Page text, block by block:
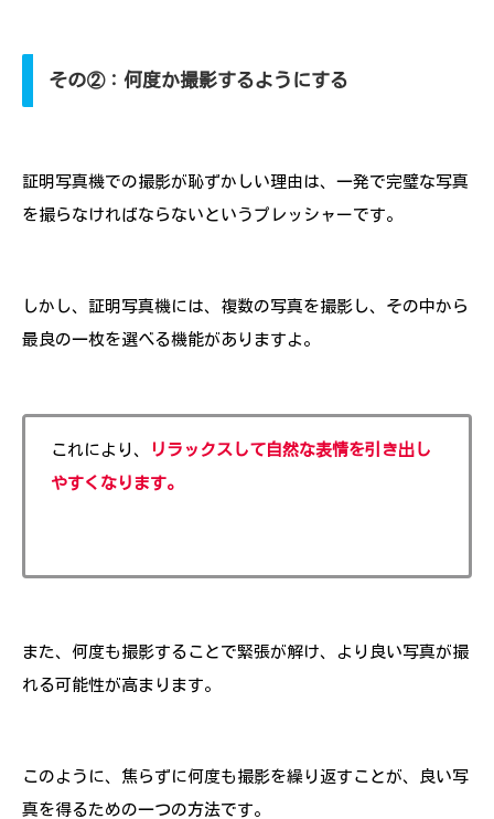
その②：何度か撮影するようにする
証明写真機での撮影が恥ずかしい理由は、一発で完璧な写真
を撮らなければならないというプレッシャーです。
しかし、証明写真機には、複数の写真を撮影し、その中から
最良の一枚を選べる機能がありますよ。
これにより、
リラックスして自然な表情を引き出し
やすくなります。
また、何度も撮影することで緊張が解け、より良い写真が撮
れる可能性が高まります。
このように、焦らずに何度も撮影を繰り返すことが、良い写
真を得るための一つの方法です。